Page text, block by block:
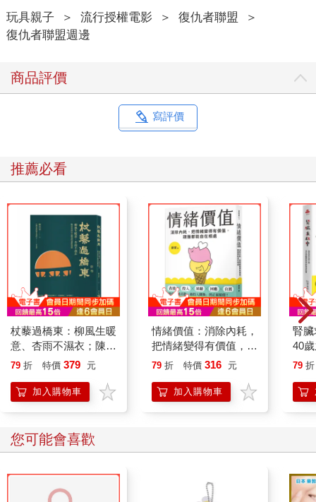
玩具親子 ＞ 流行授權電影 ＞ 復仇者聯盟
＞
復仇者聯盟週邊
商品評價
寫評價
推薦必看
杖藜過橋東：柳風生暖
意、杏雨不濕衣；陳亮
恭談以心轉境的適齡漫
79 折 特價 379 元
加入購物車
情緒價值：消除內耗，
把情緒變得有價值，跟
誰都能自在相處
79 折 特價 316 元
加入購物車
腎
40
就
79 折
您可能會喜歡